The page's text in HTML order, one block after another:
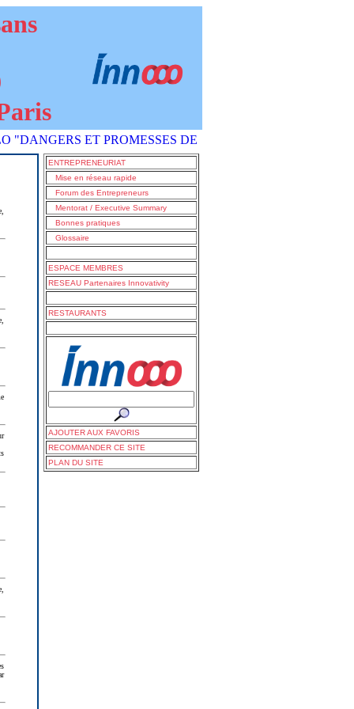
ET PROMESSES DE L'IA COMMENT S'EN SORTIR ?"
ENTREPRENEURIAT
Mise en réseau rapide
Forum des Entrepreneurs
Mentorat / Executive Summary
Bonnes pratiques
Glossaire
ESPACE MEMBRES
RESEAU Partenaires Innovativity
RESTAURANTS
AJOUTER AUX FAVORIS
RECOMMANDER CE SITE
PLAN DU SITE